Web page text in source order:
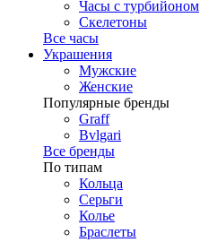
Часы с турбийоном
Скелетоны
Все часы
Украшения
Мужские
Женские
Популярные бренды
Graff
Bvlgari
Все бренды
По типам
Кольца
Серьги
Колье
Браслеты